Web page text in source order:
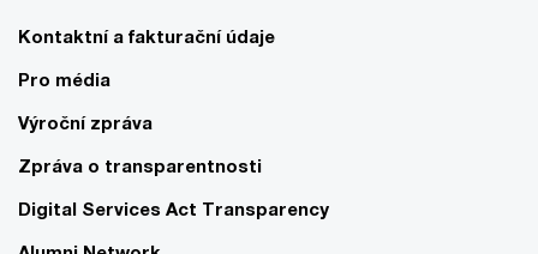
Kontaktní a fakturační údaje
Pro média
Výroční zpráva
Zpráva o transparentnosti
Digital Services Act Transparency